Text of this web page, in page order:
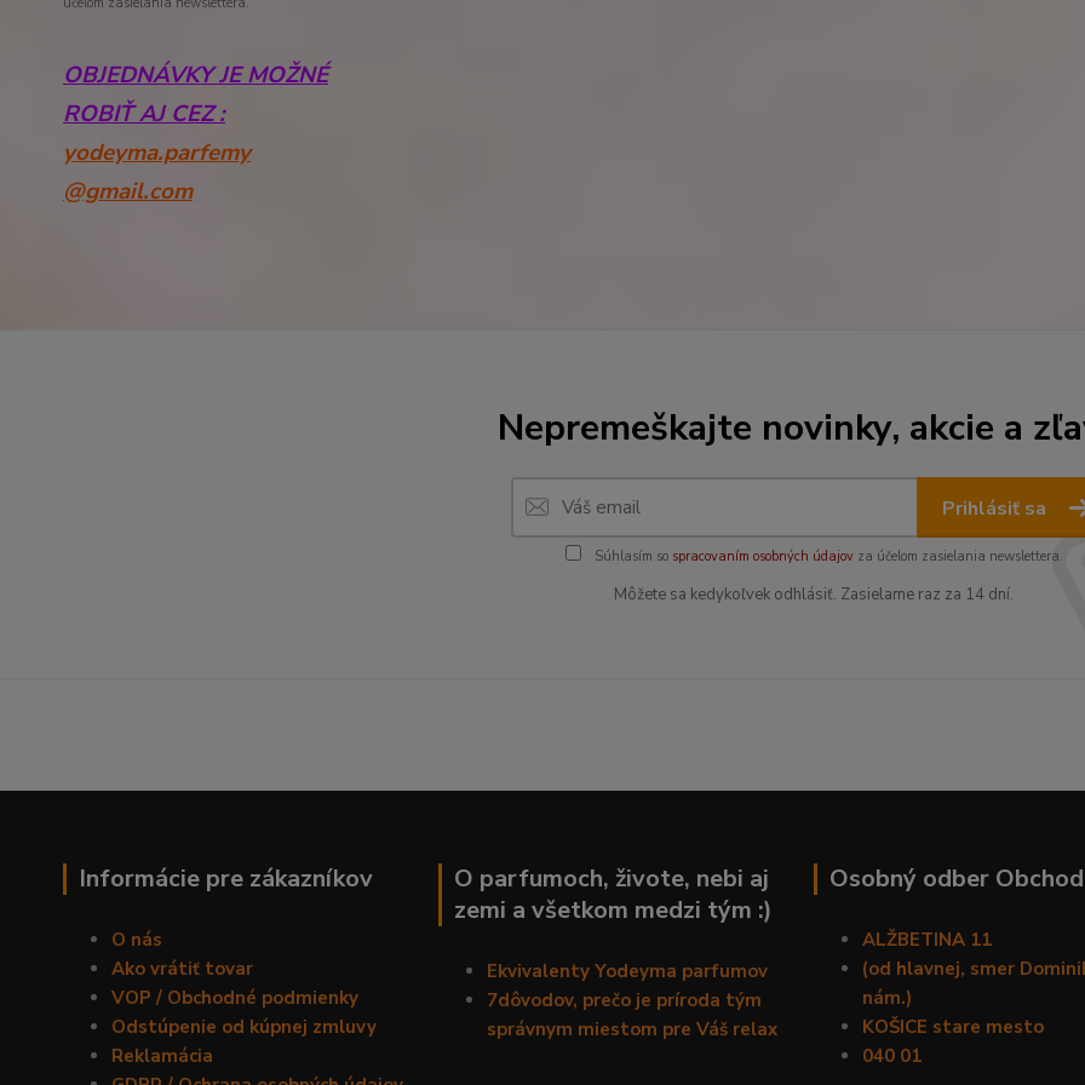
OBJEDNÁVKY JE MOŽNÉ
ROBIŤ AJ CEZ :
yodeyma.parfemy
@gmail.com
Nepremeškajte novinky, akcie a
Prihlásiť sa
Súhlasím so spracovaním osobných údajovza účelom zasielania newslettera.
Môžete sa kedykoľvek odhlásiť. Zasielame raz za 14 dní.
Informácie pre zákazníkov
O nás
Ako vrátiť tovar
VOP / Obchodné podmienky
Odstúpenie od kúpnej zmluvy
Reklamácia
O parfumoch, živote, nebi aj
zemi a všetkom medzi tým :)
Ekvivalenty Yodeyma parfumov
7dôvodov, prečo je príroda tým
správnym miestom pre Váš relax
Osobný odber Obchod
ALŽBETINA 11
(od hlavnej, smer
nám.)
KOŠICE stare mesto
040 01